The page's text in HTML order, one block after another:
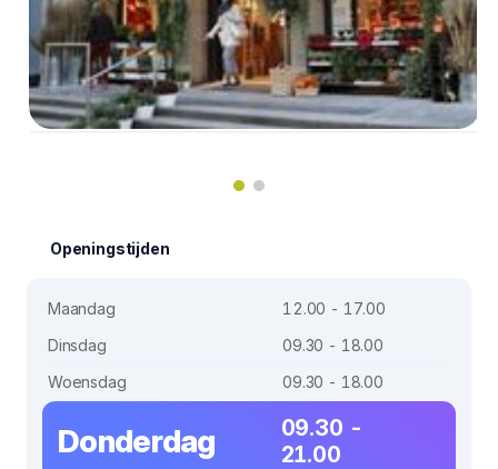
Openingstijden
Maandag
12.00 - 17.00
Dinsdag
09.30 - 18.00
Woensdag
09.30 - 18.00
Donderdag
09.30 -
21.00